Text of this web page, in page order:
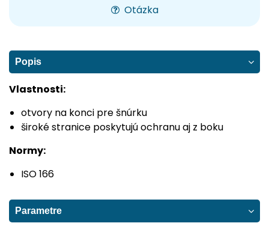
Otázka
Popis
Vlastnosti:
otvory na konci pre šnúrku
široké stranice poskytujú ochranu aj z boku
Normy:
ISO 166
Parametre